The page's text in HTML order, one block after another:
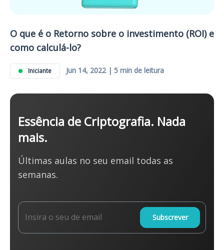
O que é o Retorno sobre o investimento (ROI) e
como calculá-lo?
Iniciante Jun 14, 2022 | 5 min de leitura
Essência de Criptografia. Nada
mais.
Últimas aulas no seu email todas as
semanas.